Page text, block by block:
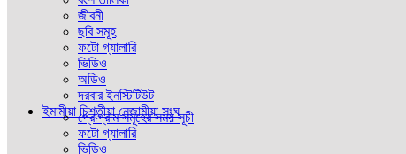
জীবনী
ছবি সমূহ
ফটো গ্যালারি
ভিডিও
অডিও
দরবার ইনস্টিটিউট
ইমামীয়া চিশ্‌তীয়া নেজামীয়া সংঘ
প্রোগ্রাম সমূহের সময় সূচী
ফটো গ্যালারি
ভিডিও